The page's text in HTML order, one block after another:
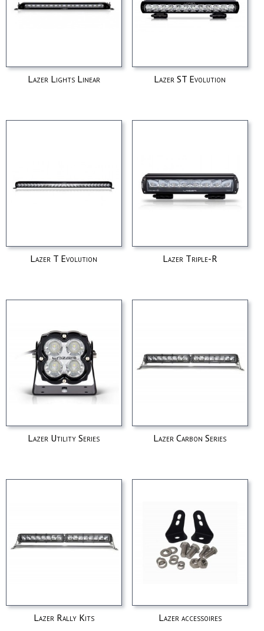
Lazer Lights Linear Lazer ST Evolution
Lazer T Evolution Lazer Triple-R
Lazer Utility Series Lazer Carbon Series
Lazer Rally Kits Lazer accessoires